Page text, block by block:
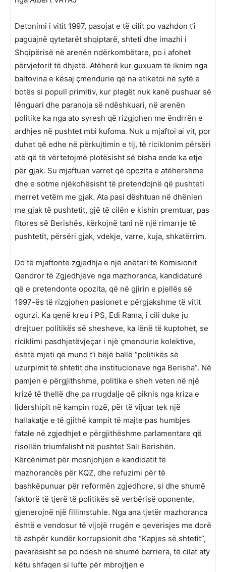
Detonimi i vitit 1997, pasojat e të cilit po vazhdon t’i
paguajnë qytetarët shqiptarë, shteti dhe imazhi i
Shqipërisë në arenën ndërkombëtare, po i afohet
përvjetorit të dhjetë. Atëherë kur guxuam të iknim nga
baltovina e kësaj çmendurie që na etiketoi në sytë e
botës si popull primitiv, kur plagët nuk kanë pushuar së
lënguari dhe paranoja së ndëshkuari, në arenën
politike ka nga ato syresh që rizgjohen me ëndrrën e
ardhjes në pushtet mbi kufoma. Nuk u mjaftoi ai vit, por
duhet që edhe në përkujtimin e tij, të riciklonim përsëri
atë që të vërtetojmë plotësisht së bisha ende ka etje
për gjak. Su mjaftuan varret që opozita e atëhershme
dhe e sotme njëkohësisht të pretendojnë që pushteti
merret vetëm me gjak. Ata pasi dështuan në dhënien
me gjak të pushtetit, gjë të cilën e kishin premtuar, pas
fitores së Berishës, kërkojnë tani në një rimarrje të
pushtetit, përsëri gjak, vdekje, varre, kuja, shkatërrim.
Do të mjaftonte zgjedhja e një anëtari të Komisionit
Qendror të Zgjedhjeve nga mazhoranca, kandidaturë
që e pretendonte opozita, që në gjirin e pjellës së
1997-ës të rizgjohen pasionet e përgjakshme të vitit
ogurzi. Ka qenë kreu i PS, Edi Rama, i cili duke ju
drejtuer politikës së shesheve, ka lënë të kuptohet, se
riciklimi pasdhjetëvjeçar i një çmendurie kolektive,
është mjeti që mund t’i bëjë ballë “politikës së
uzurpimit të shtetit dhe institucioneve nga Berisha”. Në
pamjen e përgjithshme, politika e sheh veten në një
krizë të thellë dhe pa rrugdalje që piknis nga kriza e
lidershipit në kampin rozë, për të vijuar tek një
hallakatje e të gjithë kampit të majte pas humbjes
fatale në zgjedhjet e përgjithëshme parlamentare që
risollën triumfalisht në pushtet Sali Berishën.
Kërcënimet për mosnjohjen e kandidatit të
mazhorancës për KQZ, dhe refuzimi për të
bashkëpunuar për reformën zgjedhore, si dhe shumë
faktorë të tjerë të politikës së verbërisë oponente,
gjenerojnë një fillimstuhie. Nga ana tjetër mazhoranca
është e vendosur të vijojë rrugën e qeverisjes me dorë
të ashpër kundër korrupsionit dhe “Kapjes së shtetit”,
pavarësisht se po ndesh në shumë barriera, të cilat aty
këtu shfaqen si lufte për mbrojtjen e